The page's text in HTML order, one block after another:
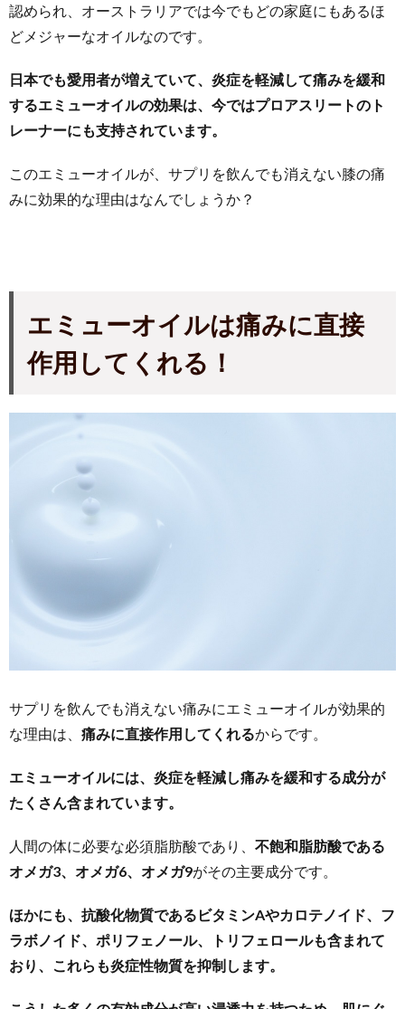
認められ、オーストラリアでは今でもどの家庭にもあるほ
どメジャーなオイルなのです。
日本でも愛用者が増えていて、炎症を軽減して痛みを緩和
するエミューオイルの効果は、今ではプロアスリートのト
レーナーにも支持されています。
このエミューオイルが、サプリを飲んでも消えない膝の痛
みに効果的な理由はなんでしょうか？
エミューオイルは痛みに直接
作用してくれる！
サプリを飲んでも消えない痛みにエミューオイルが効果的
な理由は、 痛みに直接作用してくれるからです。
エミューオイルには、炎症を軽減し痛みを緩和する成分が
たくさん含まれています。
人間の体に必要な必須脂肪酸であり、 不飽和脂肪酸である
オメガ3、オメガ6、オメガ9がその主要成分です。
ほかにも、抗酸化物質であるビタミンAやカロテノイド、フ
ラボノイド、ポリフェノール、トリフェロールも含まれて
おり、これらも炎症性物質を抑制します。